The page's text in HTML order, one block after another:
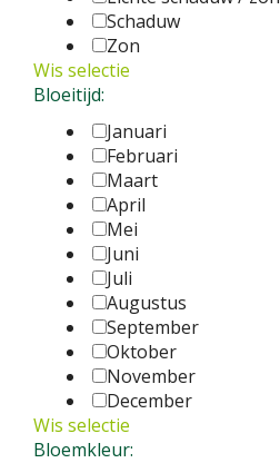
Schaduw
Zon
Wis selectie
Bloeitijd:
Januari
Februari
Maart
April
Mei
Juni
Juli
Augustus
September
Oktober
November
December
Wis selectie
Bloemkleur: